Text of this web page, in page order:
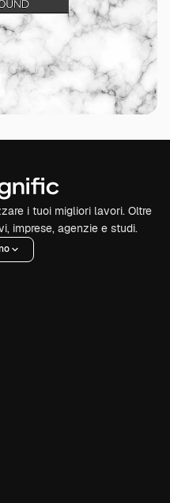
i tuoi migliori lavori. Oltre
imprese, agenzie e studi.